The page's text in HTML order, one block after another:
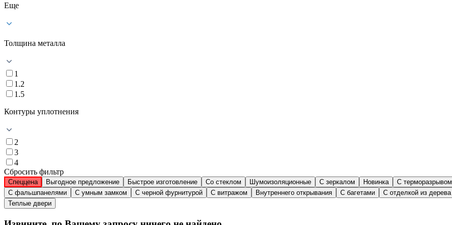
Еще
Толщина металла
1
1.2
1.5
Контуры уплотнения
2
3
4
Сбросить фильтр
Спеццена Выгодное предложение Быстрое изготовление Со стеклом Шумоизоляционные С зеркалом Новинка С терморазрывом
С фальшпанелями
С умным замком С черной фурнитурой С витражом Внутреннего открывания С багетами С отделкой из дерева
Теплые двери